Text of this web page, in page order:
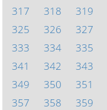
317
318 319
325
326 327
333
334 335
341
342 343
349
350 351
357
358 359